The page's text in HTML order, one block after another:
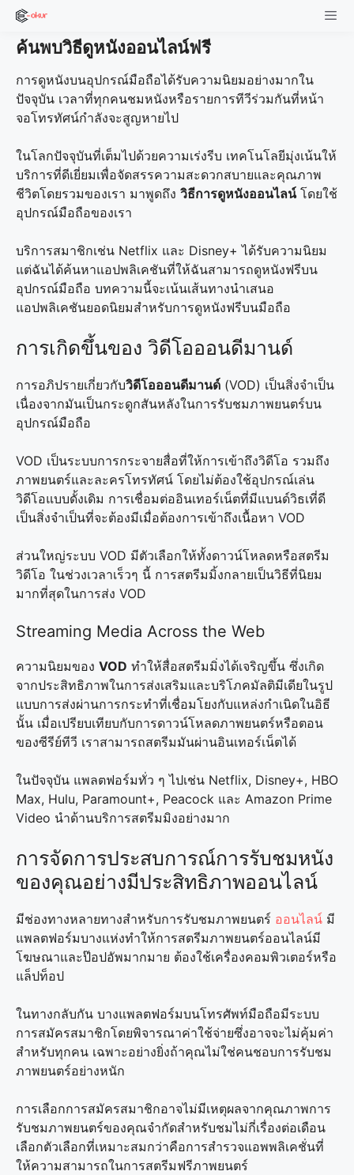
Skip
content
ค้นพบวิธีดูหนังออนไลน์ฟรี
การดูหนังบนอุปกรณ์มือถือได้รับความนิยมอย่างมากใน
ปัจจุบัน เวลาที่ทุกคนชมหนังหรือรายการทีวีร่วมกันที่หน้า
จอโทรทัศน์กำลังจะสูญหายไป
ในโลกปัจจุบันที่เต็มไปด้วยความเร่งรีบ เทคโนโลยีมุ่งเน้นให้
บริการที่ดีเยี่ยมเพื่อจัดสรรความสะดวกสบายและคุณภาพ
ชีวิตโดยรวมของเรา มาพูดถึง วิธีการดูหนังออนไลน์โดยใช้
อุปกรณ์มือถือของเรา
บริการสมาชิกเช่น Netflix และ Disney+ ได้รับความนิยม
แต่ฉันได้ค้นหาแอปพลิเคชันที่ให้ฉันสามารถดูหนังฟรีบน
อุปกรณ์มือถือ บทความนี้จะเน้นเส้นทางนำเสนอ
แอปพลิเคชันยอดนิยมสำหรับการดูหนังฟรีบนมือถือ
การเกิดขึ้นของ วิดีโอออนดีมานด์
การอภิปรายเกี่ยวกับวิดีโอออนดีมานด์ (VOD) เป็นสิ่งจำเป็น
เนื่องจากมันเป็นกระดูกสันหลังในการรับชมภาพยนตร์บน
อุปกรณ์มือถือ
VOD เป็นระบบการกระจายสื่อที่ให้การเข้าถึงวิดีโอ รวมถึง
ภาพยนตร์และละครโทรทัศน์ โดยไม่ต้องใช้อุปกรณ์เล่น
วิดีโอแบบดั้งเดิม การเชื่อมต่ออินเทอร์เน็ตที่มีแบนด์วิธเที่ดี
เป็นสิ่งจำเป็นที่จะต้องมีเมื่อต้องการเข้าถึงเนื้อหา VOD
ส่วนใหญ่ระบบ VOD มีตัวเลือกให้ทั้งดาวน์โหลดหรือสตรีม
วิดีโอ ในช่วงเวลาเร็วๆ นี้ การสตรีมมิ้งกลายเป็นวิธีที่นิยม
มากที่สุดในการส่ง VOD
Streaming Media Across the Web
ความนิยมของ VOD ทำให้สื่อสตรีมมิ่งได้เจริญขึ้น ซึ่งเกิด
จากประสิทธิภาพในการส่งเสริมและบริโภคมัลติมีเดียในรูป
แบบการส่งผ่านการกระทำที่เชื่อมโยงกับแหล่งกำเนิดในอิธี
นั้น เมื่อเปรียบเทียบกับการดาวน์โหลดภาพยนตร์หรือตอน
ของซีรีย์ทีวี เราสามารถสตรีมมันผ่านอินเทอร์เน็ตได้
ในปัจจุบัน แพลตฟอร์มทั่ว ๆ ไปเช่น Netflix, Disney+, HBO
Max, Hulu, Paramount+, Peacock และ Amazon Prime
Video นำด้านบริการสตรีมมิงอย่างมาก
การจัดการประสบการณ์การรับชมหนัง
ของคุณอย่างมีประสิทธิภาพออนไลน์
มีช่องทางหลายทางสำหรับการรับชมภาพยนตร์ ออนไลน์ มี
แพลตฟอร์มบางแห่งทำให้การสตรีมภาพยนตร์ออนไลน์มี
โฆษณาและป๊อปอัพมากมาย ต้องใช้เครื่องคอมพิวเตอร์หรือ
แล็ปท็อป
ในทางกลับกัน บางแพลตฟอร์มบนโทรศัพท์มือถือมีระบบ
การสมัครสมาชิกโดยพิจารณาค่าใช้จ่ายซึ่งอาจจะไม่คุ้มค่า
สำหรับทุกคน เฉพาะอย่างยิ่งถ้าคุณไม่ใช่คนชอบการรับชม
ภาพยนตร์อย่างหนัก
การเลือกการสมัครสมาชิกอาจไม่มีเหตุผลจากคุณภาพการ
รับชมภาพยนตร์ของคุณจำกัดสำหรับชมไม่กี่เรื่องต่อเดือน
เลือกตัวเลือกที่เหมาะสมกว่าคือการสำรวจแอพพลิเคชั่นที่
ให้ความสามารถในการสตรีมฟรีภาพยนตร์